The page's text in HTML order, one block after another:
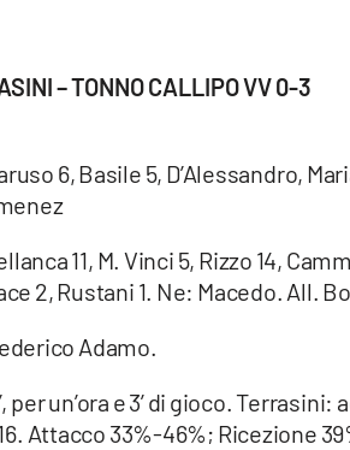
– TONNO CALLIPO VV 0-3
6, Basile 5, D’Alessandro,
11, M. Vinci 5, Rizzo 14,
2, Rustani 1. Ne: Macedo. All.
Adamo.
per un’ora e 3’ di gioco.
Attacco 33%-46%; Ricezione